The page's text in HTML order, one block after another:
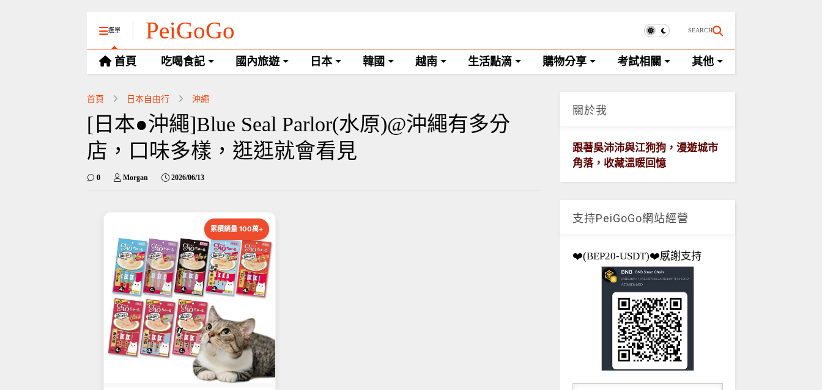
選單 PeiGoGo SEARCH
首頁 吃喝食記 國內旅遊 日本 韓國 越南 生活點滴 購物分享 考試相關 其他
首頁 日本自由行 沖繩
[日本●沖繩]Blue Seal Parlor(水原)@沖繩有多分
店，口味多樣，逛逛就會看見
0 Morgan 2026/06/13
累積銷量 100萬+
關於我
跟著吳沛沛與江狗狗，漫遊城市
角落，收藏溫暖回憶
支持PeiGoGo網站經營
❤️(BEP20-USDT)❤️感謝支持